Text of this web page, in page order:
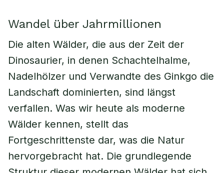
Wandel über Jahrmillionen
Die alten Wälder, die aus der Zeit der
Dinosaurier, in denen Schachtelhalme,
Nadelhölzer und Verwandte des Ginkgo die
Landschaft dominierten, sind längst
verfallen. Was wir heute als moderne
Wälder kennen, stellt das
Fortgeschrittenste dar, was die Natur
hervorgebracht hat. Die grundlegende